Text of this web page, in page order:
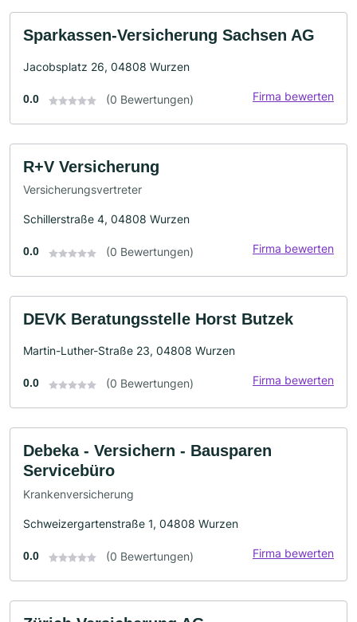
Sparkassen-Versicherung Sachsen AG
Jacobsplatz 26, 04808 Wurzen
0.0 (0 Bewertungen) Firma bewerten
R+V Versicherung
Versicherungsvertreter
Schillerstraße 4, 04808 Wurzen
0.0 (0 Bewertungen) Firma bewerten
DEVK Beratungsstelle Horst Butzek
Martin-Luther-Straße 23, 04808 Wurzen
0.0 (0 Bewertungen) Firma bewerten
Debeka - Versichern - Bausparen
Servicebüro
Krankenversicherung
Schweizergartenstraße 1, 04808 Wurzen
0.0 (0 Bewertungen) Firma bewerten